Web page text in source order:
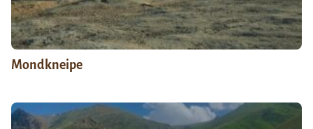
Mondkneipe